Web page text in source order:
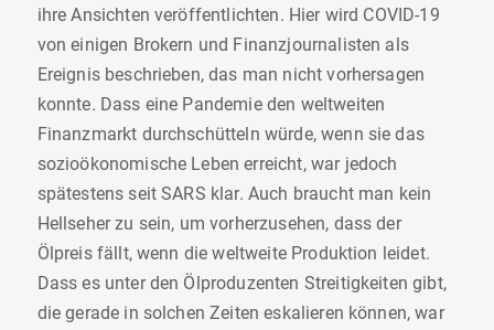
ihre Ansichten veröffentlichten. Hier wird COVID-19
von einigen Brokern und Finanzjournalisten als
Ereignis beschrieben, das man nicht vorhersagen
konnte. Dass eine Pandemie den weltweiten
Finanzmarkt durchschütteln würde, wenn sie das
sozioökonomische Leben erreicht, war jedoch
spätestens seit SARS klar. Auch braucht man kein
Hellseher zu sein, um vorherzusehen, dass der
Ölpreis fällt, wenn die weltweite Produktion leidet.
Dass es unter den Ölproduzenten Streitigkeiten gibt,
die gerade in solchen Zeiten eskalieren können, war